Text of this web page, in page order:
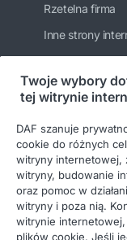
Rzetelna firma
Inne strony
Bądź na
Twoje wybory
tej witrynie
DAF szanuje
cookie do różnych
witryny internetowej,
witryny, budowanie
oraz pomoc w
witryny i poza nią.
witrynie
plików cookie. Jeśli